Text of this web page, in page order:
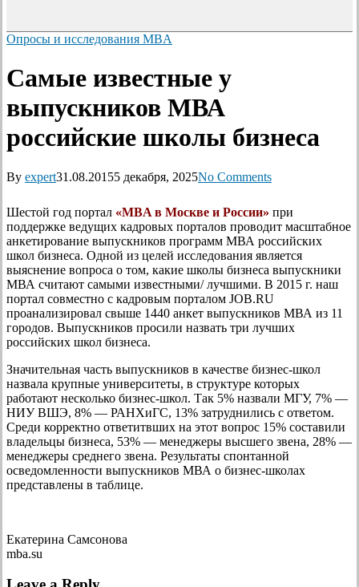
Опросы и исследования MBA
Самые известные у
выпускников МВА
российские школы бизнеса
By expert31.08.20155 декабря, 2025No Comments
Шестой год портал «MBA в Москве и России» при
поддержке ведущих кадровых порталов проводит масштабное
анкетирование выпускников программ МВА российских
школ бизнеса. Одной из целей исследования является
выяснение вопроса о том, какие школы бизнеса выпускники
МВА считают самыми известными/ лучшими. В 2015 г. наш
портал совместно с кадровым порталом JOB.RU
проанализировал свыше 1440 анкет выпускников МВА из 11
городов. Выпускников просили назвать три лучших
российских школ бизнеса.
Значительная часть выпускников в качестве бизнес-школ
назвала крупные университеты, в структуре которых
работают несколько бизнес-школ. Так 5% назвали МГУ, 7% —
НИУ ВШЭ, 8% — РАНХиГС, 13% затруднились с ответом.
Среди корректно ответитвших на этот вопрос 15% составили
владельцы бизнеса, 53% — менеджеры высшего звена, 28% —
менеджеры среднего звена. Результаты спонтанной
осведомленности выпускников МВА о бизнес-школах
представлены в таблице.
Екатерина Самсонова
mba.su